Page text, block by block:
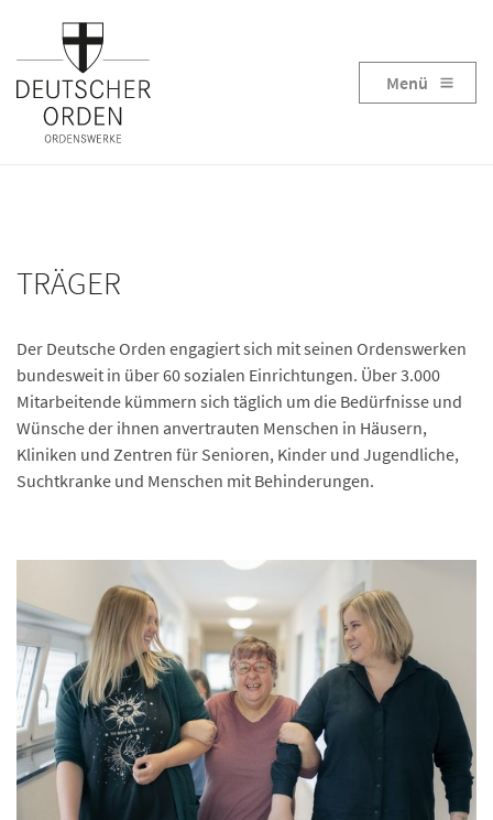
Menü
TRÄGER
Der Deutsche Orden engagiert sich mit seinen Ordenswerken
bundesweit in über 60 sozialen Einrichtungen. Über 3.000
Mitarbeitende kümmern sich täglich um die Bedürfnisse und
Wünsche der ihnen anvertrauten Menschen in Häusern,
Kliniken und Zentren für Senioren, Kinder und Jugendliche,
Suchtkranke und Menschen mit Behinderungen.